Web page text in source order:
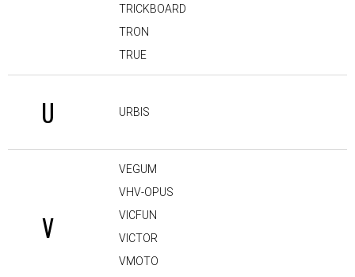
TRICKBOARD
TRON
TRUE
U URBIS
V
VEGUM
VHV-OPUS
VICFUN
VICTOR
VMOTO